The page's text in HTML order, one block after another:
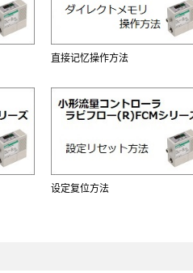
直接记忆操作方法
设定复位方法